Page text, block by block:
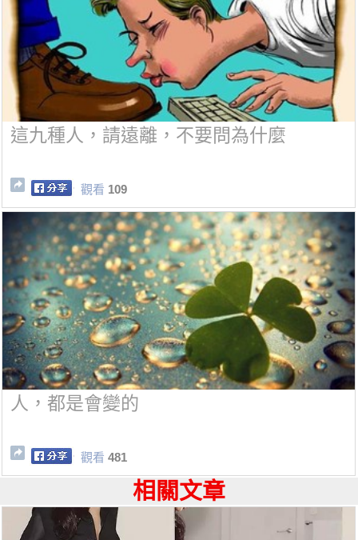
這九種人，請遠離，不要問為什麼
觀看 109
人，都是會變的
觀看 481
相關文章